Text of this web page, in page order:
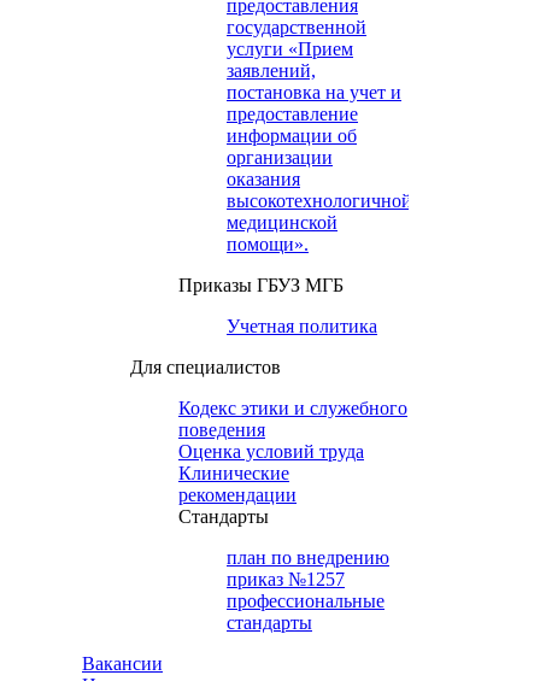
предоставления
государственной
услуги «Прием
заявлений,
постановка на учет и
предоставление
информации об
организации
оказания
высокотехнологичной
медицинской
помощи».
Приказы ГБУЗ МГБ
Учетная политика
Для специалистов
Кодекс этики и служебного
поведения
Оценка условий труда
Клинические
рекомендации
Cтандарты
план по внедрению
приказ №1257
профессиональные
стандарты
Вакансии